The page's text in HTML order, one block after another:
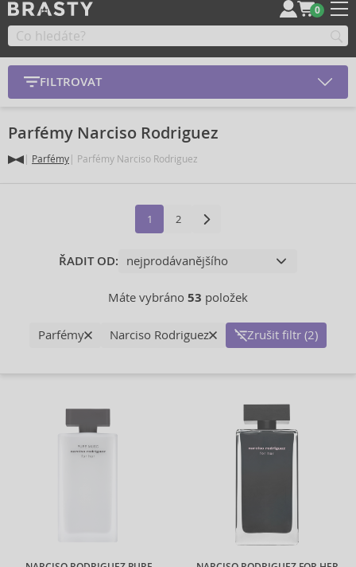
0
FILTROVAT
Parfémy Narciso Rodriguez
Parfémy Parfémy Narciso Rodriguez
1 2
ŘADIT OD:
Máte vybráno 53 položek
Parfémy Narciso Rodriguez Zrušit filtr (2)